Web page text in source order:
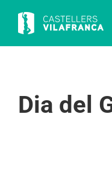
content
Dia del